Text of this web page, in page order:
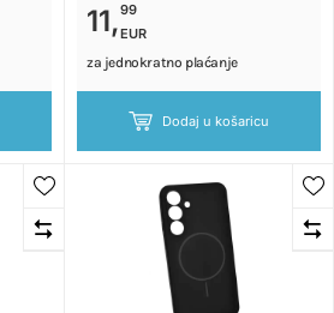
11,99
EUR
za jednokratno plaćanje
Dodaj u košaricu